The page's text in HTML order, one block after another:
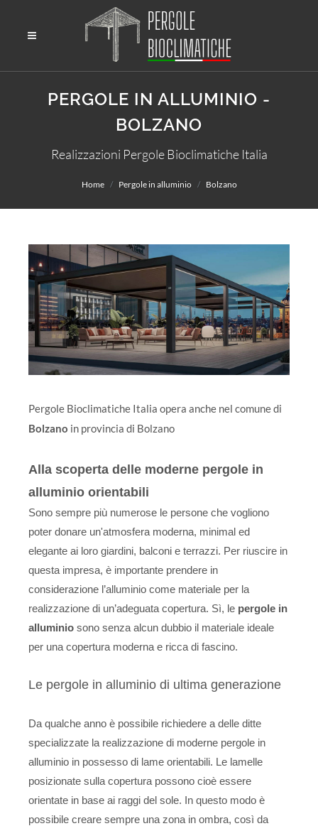
PERGOLE IN ALLUMINIO -
BOLZANO
Realizzazioni Pergole Bioclimatiche Italia
Home Pergole in alluminio Bolzano
Pergole Bioclimatiche Italia opera anche nel comune di
Bolzano in provincia di Bolzano
Alla scoperta delle moderne pergole in
alluminio orientabili
Sono sempre più numerose le persone che vogliono
poter donare un'atmosfera moderna, minimal ed
elegante ai loro giardini, balconi e terrazzi. Per riuscire in
questa impresa, è importante prendere in
considerazione l’alluminio come materiale per la
realizzazione di un’adeguata copertura. Sì, le pergole in
alluminio sono senza alcun dubbio il materiale ideale
per una copertura moderna e ricca di fascino.
Le pergole in alluminio di ultima generazione
Da qualche anno è possibile richiedere a delle ditte
specializzate la realizzazione di moderne pergole in
alluminio in possesso di lame orientabili. Le lamelle
posizionate sulla copertura possono cioè essere
orientate in base ai raggi del sole. In questo modo è
possibile creare sempre una zona in ombra, così da